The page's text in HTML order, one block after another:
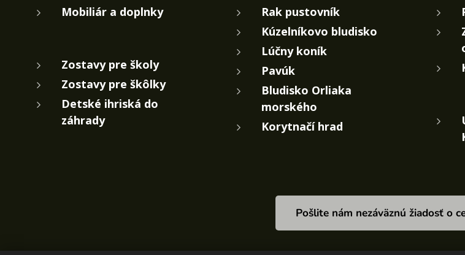
Mobiliár a doplnky
Zostavy pre školy
Zostavy pre škôlky
Detské ihriská do
záhrady
Rak pustovník
Kúzelníkovo bludisko
Lúčny koník
Pavúk
Bludisko Orliaka
morského
Korytnačí hrad
Pošlite nám nezáväznú žiadosť o